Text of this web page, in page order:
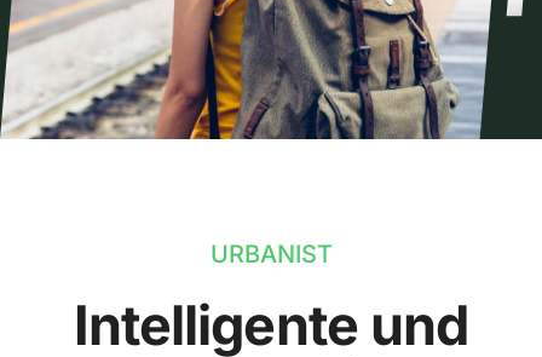
URBANIST
Intelligente und